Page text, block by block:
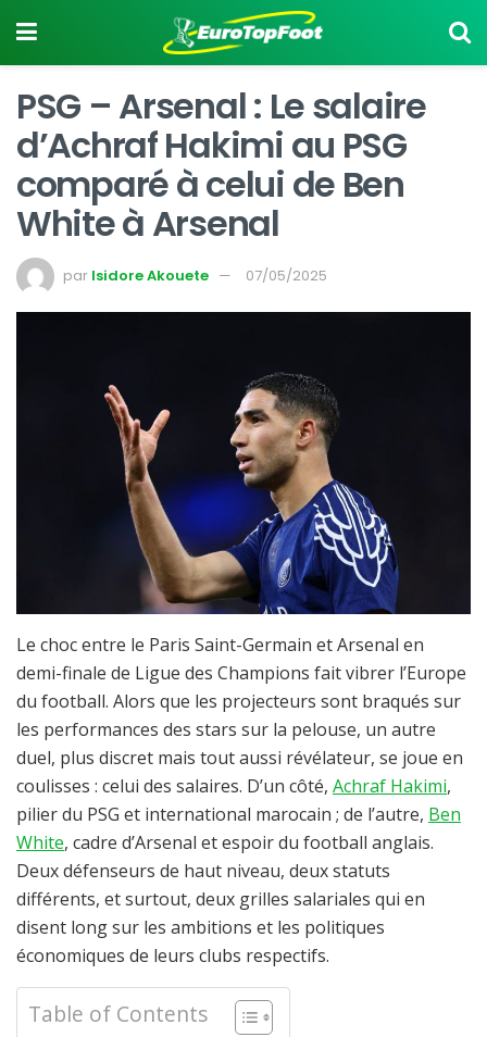
PSG – Arsenal : Le salaire
d’Achraf Hakimi au PSG
comparé à celui de Ben
White à Arsenal
par Isidore Akouete 07/05/2025
Le choc entre le Paris Saint-Germain et Arsenal en
demi-finale de Ligue des Champions fait vibrer l’Europe
du football. Alors que les projecteurs sont braqués sur
les performances des stars sur la pelouse, un autre
duel, plus discret mais tout aussi révélateur, se joue en
coulisses : celui des salaires. D’un côté, Achraf Hakimi,
pilier du PSG et international marocain ; de l’autre, Ben
White, cadre d’Arsenal et espoir du football anglais.
Deux défenseurs de haut niveau, deux statuts
différents, et surtout, deux grilles salariales qui en
disent long sur les ambitions et les politiques
économiques de leurs clubs respectifs.
Table of Contents